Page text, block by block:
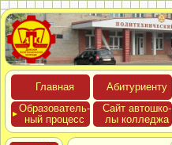
Глав­ная Аби­тури­ен­ту
Обра­зова­тель­
ный про­цесс
Сайт ав­тошко­
лы кол­леджа